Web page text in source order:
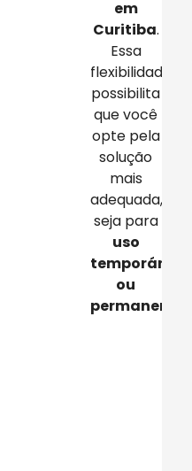
em
Curitiba.
Essa
flexibilidade
possibilita
que você
opte pela
solução
mais
adequada,
seja para
uso
temporário
ou
permanente